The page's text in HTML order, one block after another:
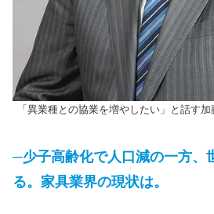
「異業種との協業を増やしたい」と話す加
─少子高齢化で人口減の一方、
る。家具業界の現状は。